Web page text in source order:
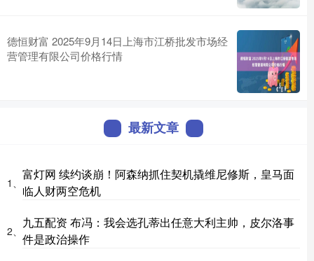
德恒财富 2025年9月14日上海市江桥批发市场经
营管理有限公司价格行情
最新文章
1、
富灯网 续约谈崩！阿森纳抓住契机撬维尼修斯，皇马面
临人财两空危机
2、
九五配资 布冯：我会选孔蒂出任意大利主帅，皮尔洛事
件是政治操作